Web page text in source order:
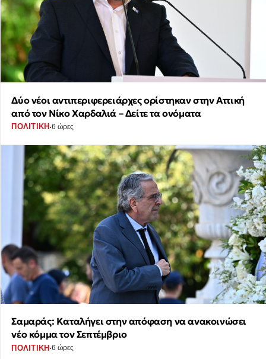
Δύο νέοι αντιπεριφερειάρχες ορίστηκαν στην Αττική
από τον Νίκο Χαρδαλιά – Δείτε τα ονόματα
ΠΟΛΙΤΙΚΗ ·6 ώρες
Σαμαράς: Καταλήγει στην απόφαση να ανακοινώσει
νέο κόμμα τον Σεπτέμβριο
ΠΟΛΙΤΙΚΗ ·6 ώρες